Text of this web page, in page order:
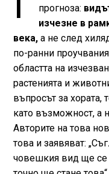
прогноза:
изчезне в
века,а не след
по-ранни
областта на
растенията и
въпросът за хората,
като възможност, а
Авторите на това
това и заявяват:
човешкия вид ще се